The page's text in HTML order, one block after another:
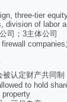
three-tier
division of labor
司；3主体公司
认定财产共同制
to hold
property